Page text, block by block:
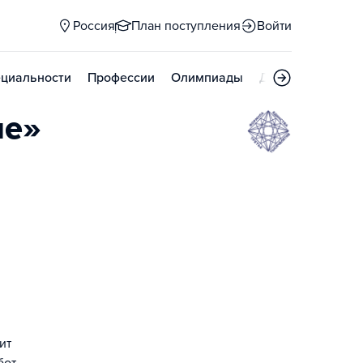
Россия План поступления Войти
Профессии Олимпиады Дни открытых